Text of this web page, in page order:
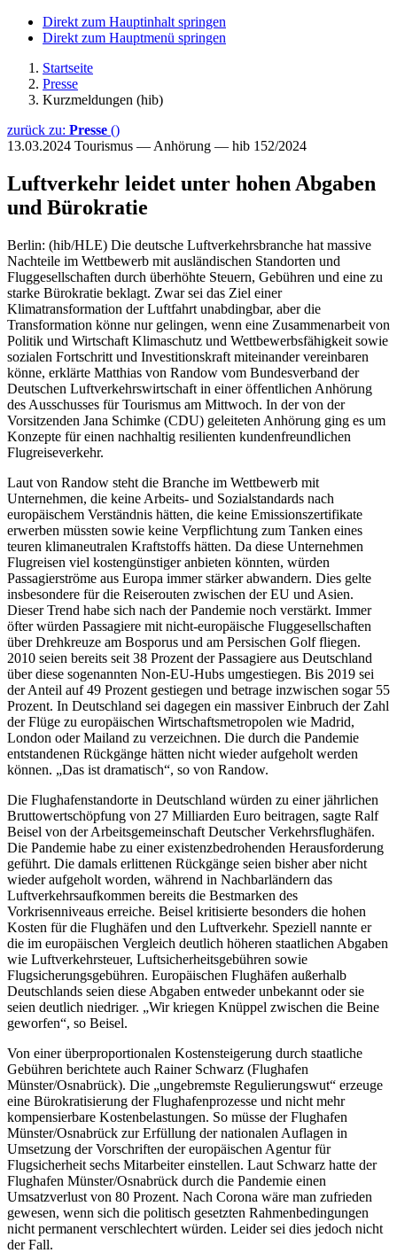
Direkt zum Hauptinhalt springen
Direkt zum Hauptmenü springen
Startseite
Presse
Kurzmeldungen (hib)
zurück zu: Presse ()
13.03.2024 Tourismus — Anhörung — hib 152/2024
Luftverkehr leidet unter hohen Abgaben
und Bürokratie
Berlin: (hib/HLE) Die deutsche Luftverkehrsbranche hat massive
Nachteile im Wettbewerb mit ausländischen Standorten und
Fluggesellschaften durch überhöhte Steuern, Gebühren und eine zu
starke Bürokratie beklagt. Zwar sei das Ziel einer
Klimatransformation der Luftfahrt unabdingbar, aber die
Transformation könne nur gelingen, wenn eine Zusammenarbeit von
Politik und Wirtschaft Klimaschutz und Wettbewerbsfähigkeit sowie
sozialen Fortschritt und Investitionskraft miteinander vereinbaren
könne, erklärte Matthias von Randow vom Bundesverband der
Deutschen Luftverkehrswirtschaft in einer öffentlichen Anhörung
des Ausschusses für Tourismus am Mittwoch. In der von der
Vorsitzenden Jana Schimke (CDU) geleiteten Anhörung ging es um
Konzepte für einen nachhaltig resilienten kundenfreundlichen
Flugreiseverkehr.
Laut von Randow steht die Branche im Wettbewerb mit
Unternehmen, die keine Arbeits- und Sozialstandards nach
europäischem Verständnis hätten, die keine Emissionszertifikate
erwerben müssten sowie keine Verpflichtung zum Tanken eines
teuren klimaneutralen Kraftstoffs hätten. Da diese Unternehmen
Flugreisen viel kostengünstiger anbieten könnten, würden
Passagierströme aus Europa immer stärker abwandern. Dies gelte
insbesondere für die Reiserouten zwischen der EU und Asien.
Dieser Trend habe sich nach der Pandemie noch verstärkt. Immer
öfter würden Passagiere mit nicht-europäische Fluggesellschaften
über Drehkreuze am Bosporus und am Persischen Golf fliegen.
2010 seien bereits seit 38 Prozent der Passagiere aus Deutschland
über diese sogenannten Non-EU-Hubs umgestiegen. Bis 2019 sei
der Anteil auf 49 Prozent gestiegen und betrage inzwischen sogar 55
Prozent. In Deutschland sei dagegen ein massiver Einbruch der Zahl
der Flüge zu europäischen Wirtschaftsmetropolen wie Madrid,
London oder Mailand zu verzeichnen. Die durch die Pandemie
entstandenen Rückgänge hätten nicht wieder aufgeholt werden
können. „Das ist dramatisch“, so von Randow.
Die Flughafenstandorte in Deutschland würden zu einer jährlichen
Bruttowertschöpfung von 27 Milliarden Euro beitragen, sagte Ralf
Beisel von der Arbeitsgemeinschaft Deutscher Verkehrsflughäfen.
Die Pandemie habe zu einer existenzbedrohenden Herausforderung
geführt. Die damals erlittenen Rückgänge seien bisher aber nicht
wieder aufgeholt worden, während in Nachbarländern das
Luftverkehrsaufkommen bereits die Bestmarken des
Vorkrisenniveaus erreiche. Beisel kritisierte besonders die hohen
Kosten für die Flughäfen und den Luftverkehr. Speziell nannte er
die im europäischen Vergleich deutlich höheren staatlichen Abgaben
wie Luftverkehrsteuer, Luftsicherheitsgebühren sowie
Flugsicherungsgebühren. Europäischen Flughäfen außerhalb
Deutschlands seien diese Abgaben entweder unbekannt oder sie
seien deutlich niedriger. „Wir kriegen Knüppel zwischen die Beine
geworfen“, so Beisel.
Von einer überproportionalen Kostensteigerung durch staatliche
Gebühren berichtete auch Rainer Schwarz (Flughafen
Münster/Osnabrück). Die „ungebremste Regulierungswut“ erzeuge
eine Bürokratisierung der Flughafenprozesse und nicht mehr
kompensierbare Kostenbelastungen. So müsse der Flughafen
Münster/Osnabrück zur Erfüllung der nationalen Auflagen in
Umsetzung der Vorschriften der europäischen Agentur für
Flugsicherheit sechs Mitarbeiter einstellen. Laut Schwarz hatte der
Flughafen Münster/Osnabrück durch die Pandemie einen
Umsatzverlust von 80 Prozent. Nach Corona wäre man zufrieden
gewesen, wenn sich die politisch gesetzten Rahmenbedingungen
nicht permanent verschlechtert würden. Leider sei dies jedoch nicht
der Fall.